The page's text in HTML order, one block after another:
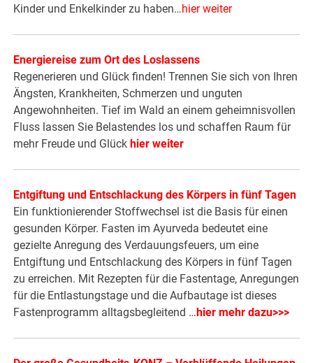
Kinder und Enkelkinder zu haben…hier weiter
Energiereise zum Ort des Loslassens
Regenerieren und Glück finden! Trennen Sie sich von Ihren
Ängsten, Krankheiten, Schmerzen und unguten
Angewohnheiten. Tief im Wald an einem geheimnisvollen
Fluss lassen Sie Belastendes los und schaffen Raum für
mehr Freude und Glück hier weiter
Entgiftung und Entschlackung des Körpers in fünf Tagen
Ein funktionierender Stoffwechsel ist die Basis für einen
gesunden Körper. Fasten im Ayurveda bedeutet eine
gezielte Anregung des Verdauungsfeuers, um eine
Entgiftung und Entschlackung des Körpers in fünf Tagen
zu erreichen. Mit Rezepten für die Fastentage, Anregungen
für die Entlastungstage und die Aufbautage ist dieses
Fastenprogramm alltagsbegleitend … hier mehr dazu>>>